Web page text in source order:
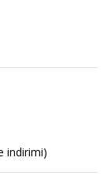
indirimi)